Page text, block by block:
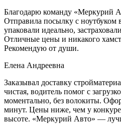
Благодарю команду «Меркурий
Отправила посылку с ноутбуком
упаковали идеально,
Отличные цены и никакого
Рекомендую от души.
Елена Андреевна
Заказывал доставку
чистая, водитель помог с
моментально, без волокиты.
минут. Цены ниже, чем у
высоте. «Меркурий Авто» —